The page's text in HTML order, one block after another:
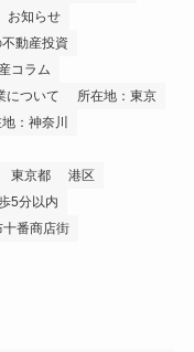
お知らせ
動産投資
コラム
について
所在地：東京
：神奈川
東京都
港区
5分以内
十番商店街